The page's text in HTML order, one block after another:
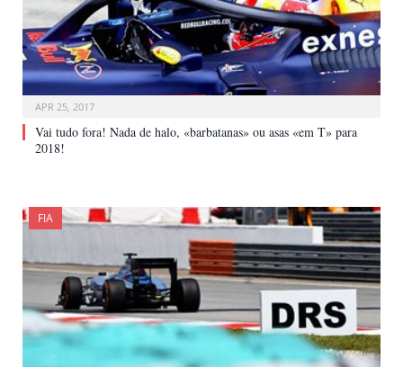
APR 25, 2017
Vai tudo fora! Nada de halo, «barbatanas» ou asas «em T» para
2018!
FIA